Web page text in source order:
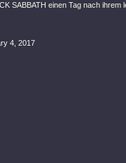
SABBATH einen Tag nach ihrem
4, 2017